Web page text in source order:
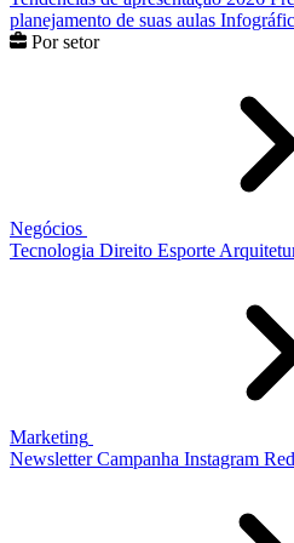
planejamento de suas aulas
Por setor
Negócios
Tecnologia Direito Esporte
Marketing
Newsletter Campanha Instagram